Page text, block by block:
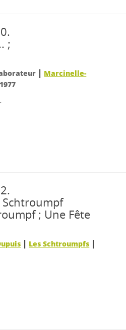
;
| Marcinelle-
1977
Schtroumpf
; Une Fête
| Les Schtroumpfs |